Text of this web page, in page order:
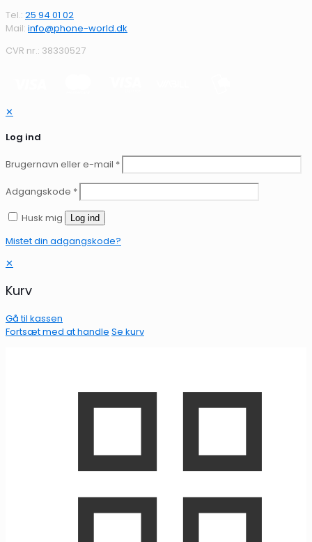
Tel.: 25 94 01 02
Mail: info@phone-world.dk
CVR nr.: 38330527
✕
Log ind
Brugernavn eller e-mail *
Adgangskode *
Husk mig
Log ind
Mistet din adgangskode?
✕
Kurv
Gå til kassen
Fortsæt med at handle Se kurv